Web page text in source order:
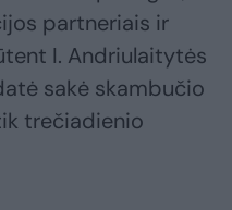
partneriais ir
I. Andriulaitytės
sakė skambučio
trečiadienio